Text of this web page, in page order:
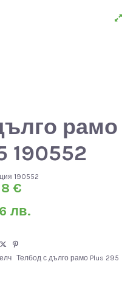
рамо
190552
190552
€
лв.
Телбод с дълго рамо Plus 295